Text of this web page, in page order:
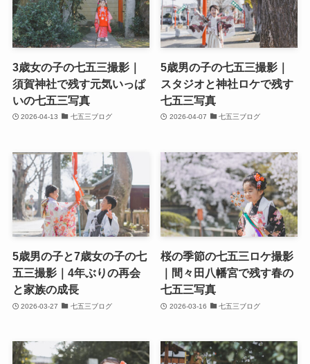
3歳女の子の七五三撮影｜
須賀神社で残す元気いっぱ
いの七五三写真
2026-04-13 七五三ブログ
5歳男の子の七五三撮影｜
スタジオと神社ロケで残す
七五三写真
2026-04-07 七五三ブログ
5歳男の子と7歳女の子の七
五三撮影｜4年ぶりの再会
と家族の成長
2026-03-27 七五三ブログ
桜の季節の七五三ロケ撮影
｜間々田八幡宮で残す春の
七五三写真
2026-03-16 七五三ブログ